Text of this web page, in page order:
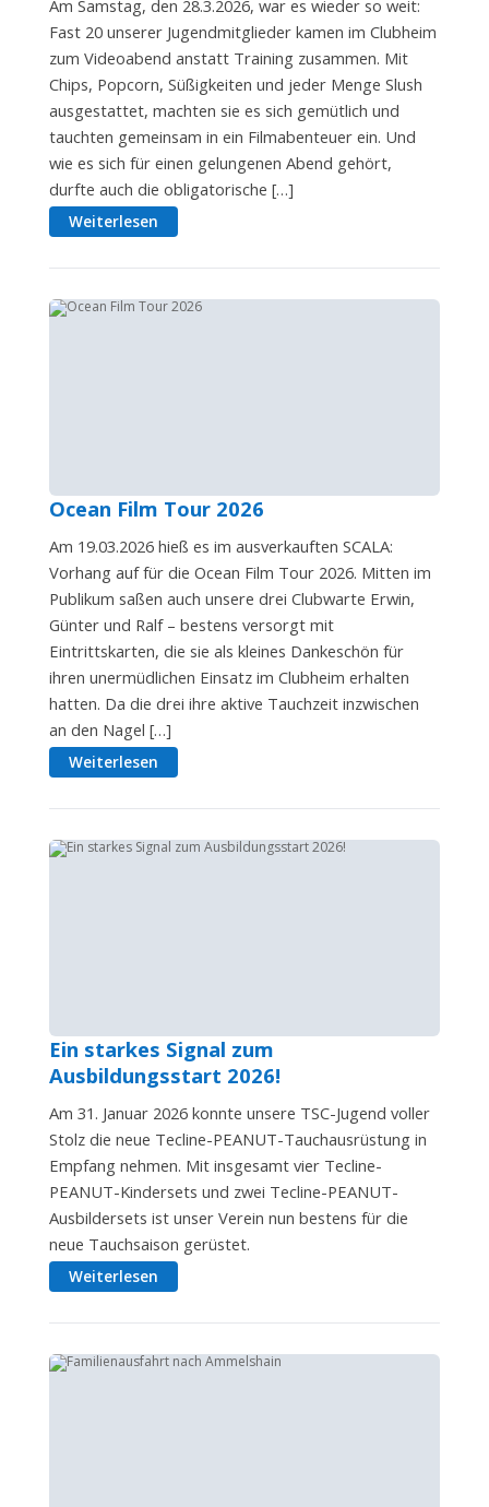
Am Samstag, den 28.3.2026, war es wieder so weit:
Fast 20 unserer Jugendmitglieder kamen im Clubheim
zum Videoabend anstatt Training zusammen. Mit
Chips, Popcorn, Süßigkeiten und jeder Menge Slush
ausgestattet, machten sie es sich gemütlich und
tauchten gemeinsam in ein Filmabenteuer ein. Und
wie es sich für einen gelungenen Abend gehört,
durfte auch die obligatorische […]
Weiterlesen
Ocean Film Tour 2026
Am 19.03.2026 hieß es im ausverkauften SCALA:
Vorhang auf für die Ocean Film Tour 2026. Mitten im
Publikum saßen auch unsere drei Clubwarte Erwin,
Günter und Ralf – bestens versorgt mit
Eintrittskarten, die sie als kleines Dankeschön für
ihren unermüdlichen Einsatz im Clubheim erhalten
hatten. Da die drei ihre aktive Tauchzeit inzwischen
an den Nagel […]
Weiterlesen
Ein starkes Signal zum
Ausbildungsstart 2026!
Am 31. Januar 2026 konnte unsere TSC-Jugend voller
Stolz die neue Tecline-PEANUT-Tauchausrüstung in
Empfang nehmen. Mit insgesamt vier Tecline-
PEANUT-Kindersets und zwei Tecline-PEANUT-
Ausbildersets ist unser Verein nun bestens für die
neue Tauchsaison gerüstet.
Weiterlesen